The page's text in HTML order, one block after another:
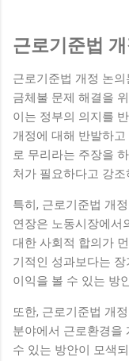
근로기준법
근로기준법 개정 논
금체불 문제 해결을
이는 정부의 의지를
개정에 대해 반발하
로 무리라는 주장을
처가 필요하다고 강
특히, 근로기준법 개
연장은 노동시장에서
대한 사회적 합의가
기적인 성과보다는
이익을 볼 수 있는 방
또한, 근로기준법 개
분야에서 근로환경을
수 있는 방안이 모색